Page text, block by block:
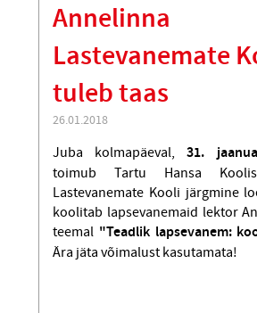
Annelinna
Lastevanemate
tuleb taas
26.01.2018
Juba kolmapäeval,31.
toimub Tartu Hansa
Lastevanemate Kooli järgmine
koolitab lapsevanemaid lektor
teemal "Teadlik lapsevanem:
Ära jäta võimalust kasutamata!